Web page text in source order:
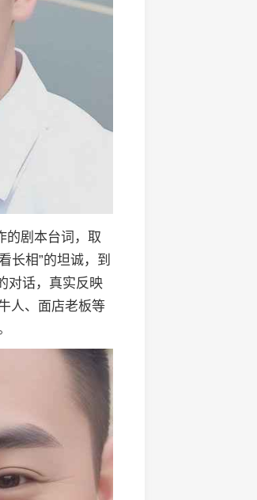
的剧本台词，取
长相”的坦诚，到
对话，真实反映
人、面店老板等